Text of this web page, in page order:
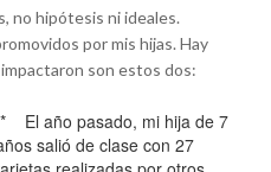
no hipótesis ni ideales.
por mis hijas. Hay
son estos dos:
* El año pasado, mi hija de 7
salió de clase con 27